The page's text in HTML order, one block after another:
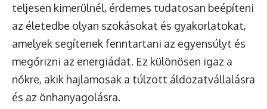
teljesen kimerülnél, érdemes tudatosan beépíteni
az életedbe olyan szokásokat és gyakorlatokat,
amelyek segítenek fenntartani az egyensúlyt és
megőrizni az energiádat. Ez különösen igaz a
nőkre, akik hajlamosak a túlzott áldozatvállalásra
és az önhanyagolásra.